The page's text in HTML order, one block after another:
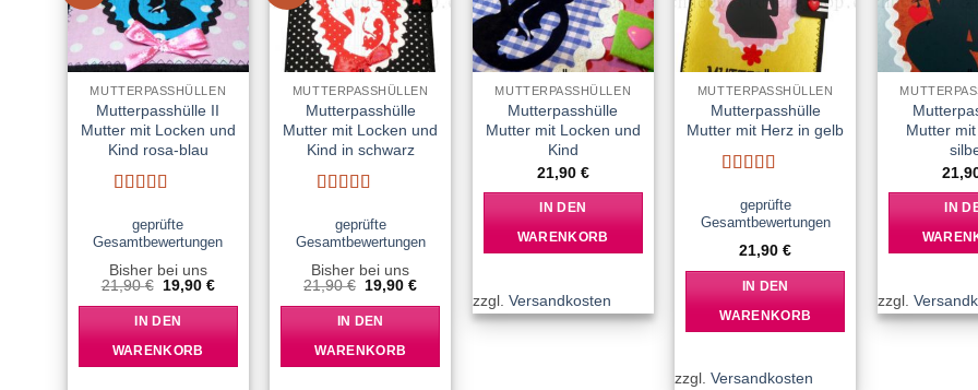
wishlist
MUTTERPASSHÜLLEN
Mutterpasshülle II
Mutter mit Locken und
Kind rosa-blau
mit5von 5
geprüfte
Gesamtbewertungen
Bisher bei uns
21,90€ Ursprünglicher
war:
21,90 €
19,90 €Aktueller
19,90 €.
IN DEN
WARENKORB
wishlist
MUTTERPASSHÜLLEN
Mutterpasshülle
Mutter mit Locken und
Kind in schwarz
mit5von 5
geprüfte
Gesamtbewertungen
Bisher bei uns
21,90€ Ursprünglicher
war:
21,90 €
19,90€Aktueller
19,90 €.
IN DEN
WARENKORB
wishlist
MUTTERPASSHÜLLEN
Mutterpasshülle
Mutter mit Locken und
Kind
21,90 €
IN DEN
WARENKORB
zzgl. Versandkosten
wishlist
MUTTERPASSHÜLLEN
Mutterpasshülle
Mutter mit Herz in gelb
mit5von 5
geprüfte
Gesamtbewertungen
21,90€
IN DEN
WARENKORB
zzgl.Versandkosten
Mutter
IN
zzgl.